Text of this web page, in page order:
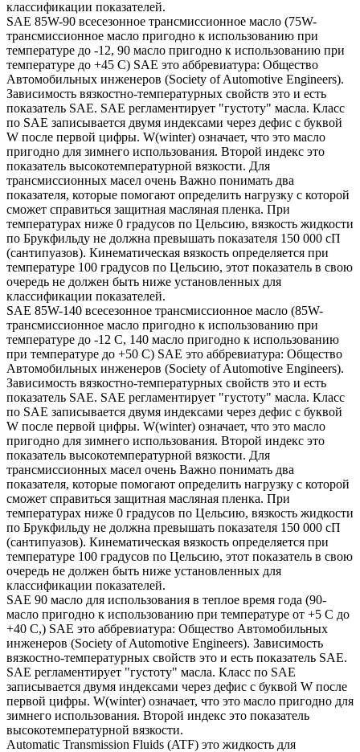
классификации показателей.
SAE 85W-90 всесезонное трансмиссионное масло (75W-
трансмиссионное масло пригодно к использованию при
температуре до -12, 90 масло пригодно к использованию при
температуре до +45 С) SAE это аббревиатура: Общество
Автомобильных инженеров (Society of Automotive Engineers).
Зависимость вязкостно-температурных свойств это и есть
показатель SAE. SAE регламентирует "густоту" масла. Класс
по SAE записывается двумя индексами через дефис с буквой
W после первой цифры. W(winter) означает, что это масло
пригодно для зимнего использования. Второй индекс это
показатель высокотемпературной вязкости. Для
трансмиссионных масел очень Важно понимать два
показателя, которые помогают определить нагрузку с которой
сможет справиться защитная масляная пленка. При
температурах ниже 0 градусов по Цельсию, вязкость жидкости
по Брукфильду не должна превышать показателя 150 000 сП
(сантипуазов). Кинематическая вязкость определяется при
температуре 100 градусов по Цельсию, этот показатель в свою
очередь не должен быть ниже установленных для
классификации показателей.
SAE 85W-140 всесезонное трансмиссионное масло (85W-
трансмиссионное масло пригодно к использованию при
температуре до -12 С, 140 масло пригодно к использованию
при температуре до +50 С) SAE это аббревиатура: Общество
Автомобильных инженеров (Society of Automotive Engineers).
Зависимость вязкостно-температурных свойств это и есть
показатель SAE. SAE регламентирует "густоту" масла. Класс
по SAE записывается двумя индексами через дефис с буквой
W после первой цифры. W(winter) означает, что это масло
пригодно для зимнего использования. Второй индекс это
показатель высокотемпературной вязкости. Для
трансмиссионных масел очень Важно понимать два
показателя, которые помогают определить нагрузку с которой
сможет справиться защитная масляная пленка. При
температурах ниже 0 градусов по Цельсию, вязкость жидкости
по Брукфильду не должна превышать показателя 150 000 сП
(сантипуазов). Кинематическая вязкость определяется при
температуре 100 градусов по Цельсию, этот показатель в свою
очередь не должен быть ниже установленных для
классификации показателей.
SAE 90 масло для использования в теплое время года (90-
масло пригодно к использованию при температуре от +5 С до
+40 С,) SAE это аббревиатура: Общество Автомобильных
инженеров (Society of Automotive Engineers). Зависимость
вязкостно-температурных свойств это и есть показатель SAE.
SAE регламентирует "густоту" масла. Класс по SAE
записывается двумя индексами через дефис с буквой W после
первой цифры. W(winter) означает, что это масло пригодно для
зимнего использования. Второй индекс это показатель
высокотемпературной вязкости.
Automatic Transmission Fluids (ATF) это жидкость для